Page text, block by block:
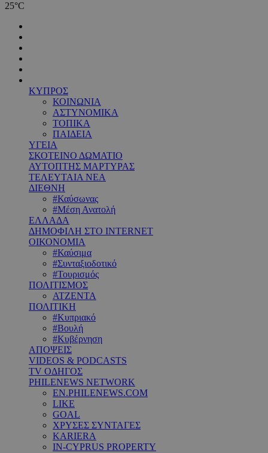
25°C
ΚΥΠΡΟΣ
ΚΟΙΝΩΝΙΑ
ΑΣΤΥΝΟΜΙΚΑ
ΤΟΠΙΚΑ
ΠΑΙΔΕΙΑ
ΥΓΕΙΑ
ΣΚΟΤΕΙΝΟ ΔΩΜΑΤΙΟ
ΑΥΤΟΠΤΗΣ ΜΑΡΤΥΡΑΣ
ΤΕΛΕΥΤΑΙΑ ΝΕΑ
ΔΙΕΘΝΗ
#Καύσωνας
#Μέση Ανατολή
ΕΛΛΑΔΑ
ΔΗΜΟΦΙΛΗ ΣΤΟ INTERNET
ΟΙΚΟΝΟΜΙΑ
#Καύσιμα
#Συνταξιοδοτικό
#Τουρισμός
ΠΟΛΙΤΙΣΜΟΣ
ΑΤΖΕΝΤΑ
ΠΟΛΙΤΙΚΗ
#Κυπριακό
#Βουλή
#Κυβέρνηση
ΑΠΟΨΕΙΣ
VIDEOS & PODCASTS
TV ΟΔΗΓΟΣ
PHILENEWS NETWORK
EN.PHILENEWS.COM
LIKE
GOAL
ΧΡΥΣΕΣ ΣΥΝΤΑΓΕΣ
KARIERA
IN-CYPRUS PROPERTY